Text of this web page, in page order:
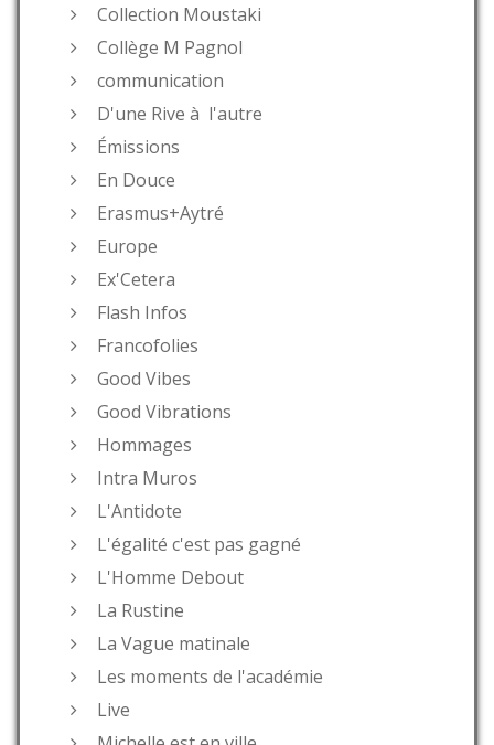
Collection Moustaki
Collège M Pagnol
communication
D'une Rive à l'autre
Émissions
En Douce
Erasmus+Aytré
Europe
Ex'Cetera
Flash Infos
Francofolies
Good Vibes
Good Vibrations
Hommages
Intra Muros
L'Antidote
L'égalité c'est pas gagné
L'Homme Debout
La Rustine
La Vague matinale
Les moments de l'académie
Live